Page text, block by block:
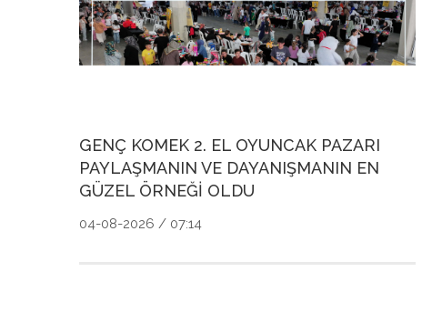
GENÇ KOMEK 2. EL OYUNCAK PAZARI
PAYLAŞMANIN VE DAYANIŞMANIN EN
GÜZEL ÖRNEĞİ OLDU
04-08-2026 / 07:14